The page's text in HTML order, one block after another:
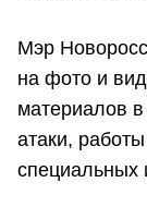
Мэр
на фото и
материалов
атаки,
специальных